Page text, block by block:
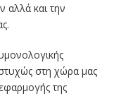
αλλά και την
στη χώρα μας
της